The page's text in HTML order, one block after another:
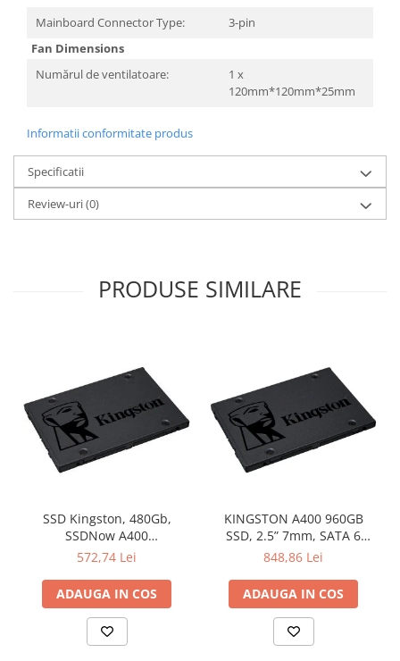
Multiboard & Accessorii
Multimedia
Cloud si Aplicatii SaaS
Sisteme Videoconferinta
Securitate Date
Firewall
Mainboard Connector Type:
3-pin
Fan Dimensions
Numărul de ventilatoare:
1 x
120mm*120mm*25mm
Informatii conformitate produs
Specificatii
Review-uri(0)
PRODUSE SIMILARE
SSD Kingston, 480Gb,
SSDNow A400
"SA400S37/480G"
572,74 Lei
ADAUGA IN COS
KINGSTON A400 960GB
SSD, 2.5” 7mm, SATA 6
Gb/s, Read/Write: 500 / 450
848,86 Lei
ADAUGA IN COS